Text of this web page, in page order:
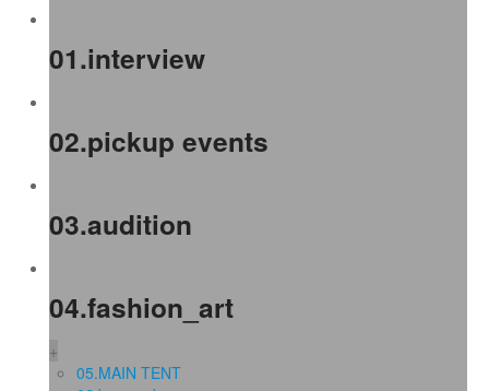
01.interview
02.pickup events
03.audition
04.fashion_art
+
05.MAIN TENT